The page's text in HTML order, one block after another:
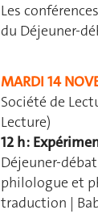
Les
du Déjeuner-
MARDI 14
Société de
Lecture)
12 h :
Déjeuner-
philologue et
traduction |